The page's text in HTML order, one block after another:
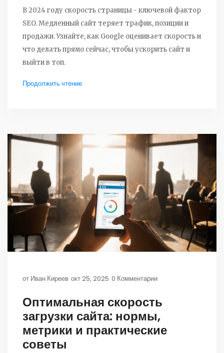
В 2024 году скорость страницы - ключевой фактор
SEO. Медленный сайт теряет трафик, позиции и
продажи. Узнайте, как Google оценивает скорость и
что делать прямо сейчас, чтобы ускорить сайт и
выйти в топ.
Продолжить чтение
от Иван Киреев окт 25, 2025 0 Комментарии
Оптимальная скорость
загрузки сайта: нормы,
метрики и практические
советы